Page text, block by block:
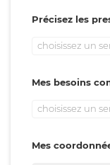
Précisez les
choisissez un
Mes besoins
choisissez un
Mes